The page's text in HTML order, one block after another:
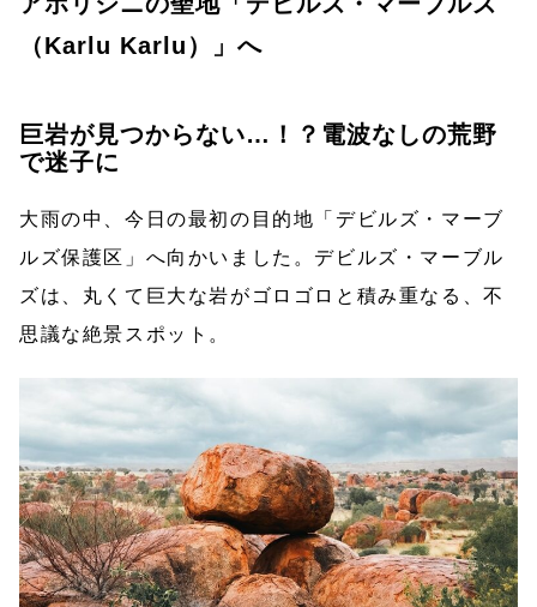
（Karlu Karlu）」へ
巨岩が見つからない…！？電波なしの荒野
で迷子に
大雨の中、今日の最初の目的地「デビルズ・マーブ
ルズ保護区」へ向かいました。デビルズ・マーブル
ズは、丸くて巨大な岩がゴロゴロと積み重なる、不
思議な絶景スポット。